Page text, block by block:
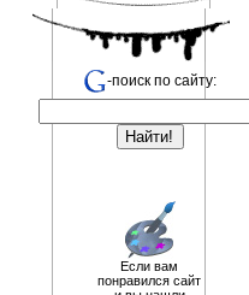
-поиск по сайту:
Если вам
понравился сайт